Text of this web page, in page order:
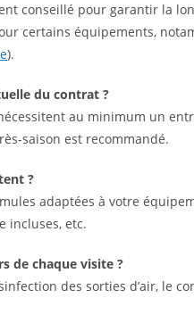
conseillé pour garantir la
certains équipements,
).
du contrat ?
au minimum un
saison est recommandé.
?
adaptées à votre
incluses, etc.
de chaque visite ?
des sorties d’air, le